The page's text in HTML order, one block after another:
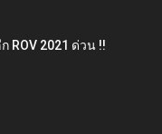
ROV 2021 ด่วน !!